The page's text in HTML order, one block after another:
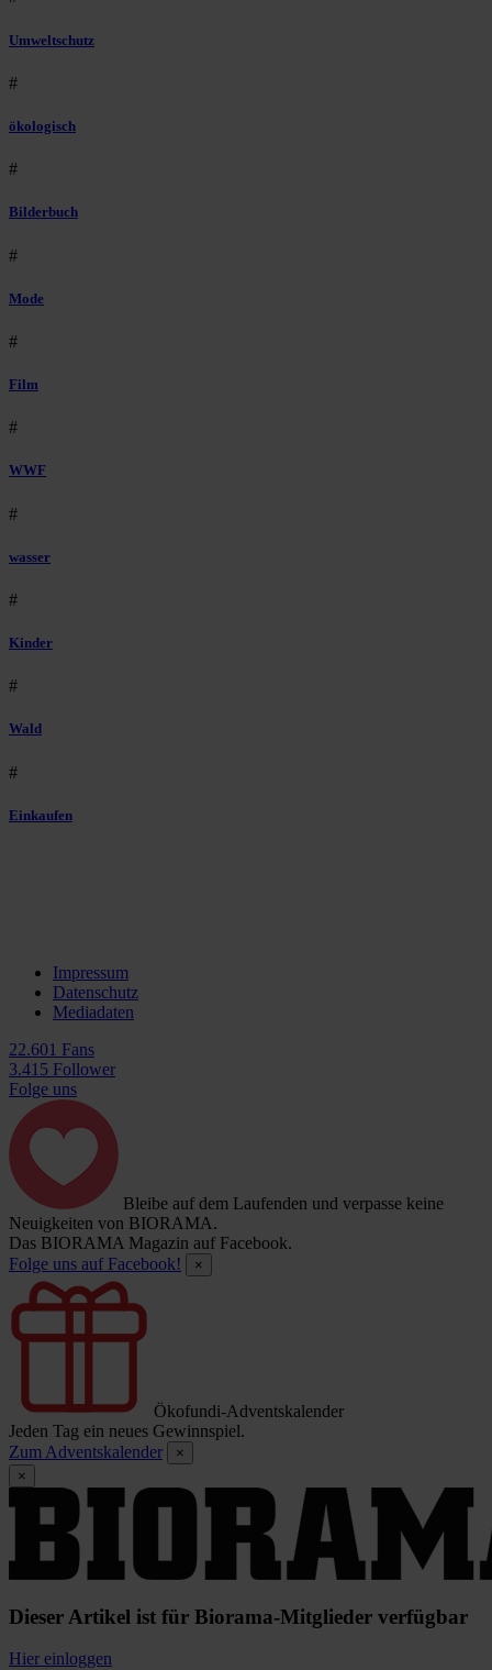
Umweltschutz
#
ökologisch
#
Bilderbuch
#
Mode
#
Film
#
WWF
#
wasser
#
Kinder
#
Wald
#
Einkaufen
Impressum
Datenschutz
Mediadaten
22.601 Fans
3.415 Follower
Folge uns
Bleibe auf dem Laufenden und verpasse keine
Neuigkeiten von BIORAMA.
Das BIORAMA Magazin auf Facebook.
Folge uns auf Facebook!
×
Ökofundi-Adventskalender
Jeden Tag ein neues Gewinnspiel.
Zum Adventskalender
×
×
Dieser Artikel ist für Biorama-Mitglieder verfügbar
Hier einloggen